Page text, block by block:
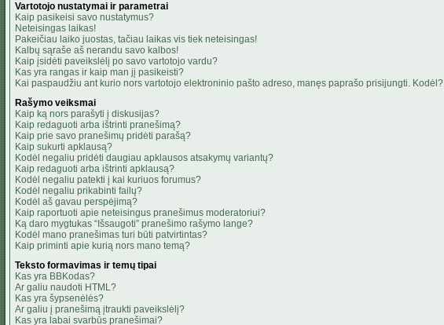
Vartotojo nustatymai ir parametrai
Kaip pasikeisi savo nustatymus?
Neteisingas laikas!
Pakeičiau laiko juostas, tačiau laikas vis tiek neteisingas!
Kalbų sąraše aš nerandu savo kalbos!
Kaip įsidėti paveikslėlį po savo vartotojo vardu?
Kas yra rangas ir kaip man jį pasikeisti?
Kai paspaudžiu ant kurio nors vartotojo elektroninio pašto adreso, manęs paprašo prisijungti. Kodėl?
Rašymo veiksmai
Kaip ką nors parašyti į diskusijas?
Kaip redaguoti arba ištrinti pranešimą?
Kaip prie savo pranešimų pridėti parašą?
Kaip sukurti apklausą?
Kodėl negaliu pridėti daugiau apklausos atsakymų variantų?
Kaip redaguoti arba ištrinti apklausą?
Kodėl negaliu patekti į kai kuriuos forumus?
Kodėl negaliu prikabinti failų?
Kodėl aš gavau perspėjimą?
Kaip raportuoti apie neteisingus pranešimus moderatoriui?
Ką daro mygtukas “Išsaugoti” pranešimo rašymo lange?
Kodėl mano pranešimas turi būti patvirtintas?
Kaip priminti apie kurią nors mano temą?
Teksto formavimas ir temų tipai
Kas yra BBKodas?
Ar galiu naudoti HTML?
Kas yra šypsenėlės?
Ar galiu į pranešimą įtraukti paveikslėlį?
Kas yra labai svarbūs pranešimai?